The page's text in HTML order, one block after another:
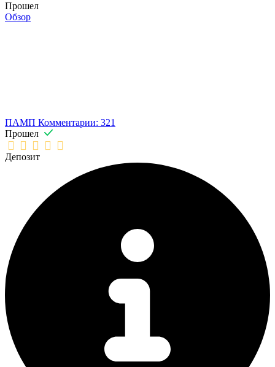
Прошел
Обзор
ПАМП Комментарии: 321
Прошел
Депозит